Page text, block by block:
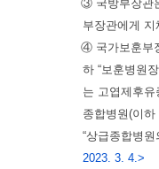
③ 국방부장관
부장관에게
④ 국가보훈부
하 “보훈병원
는 고엽제후
종합병원(이
“상급종합병
2023. 3. 4.>